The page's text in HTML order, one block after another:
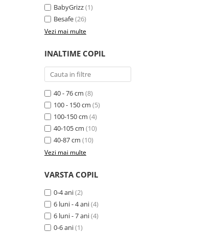
BabyGrizz(1)
Besafe(26)
Vezi mai multe
INALTIME COPIL
40 - 76 cm (8)
100 - 150 cm (5)
100-150 cm (4)
40-105 cm (10)
40-87 cm (10)
Vezi mai multe
VARSTA COPIL
0-4 ani(2)
6 luni - 4 ani(4)
6 luni - 7 ani(4)
0-6 ani(1)